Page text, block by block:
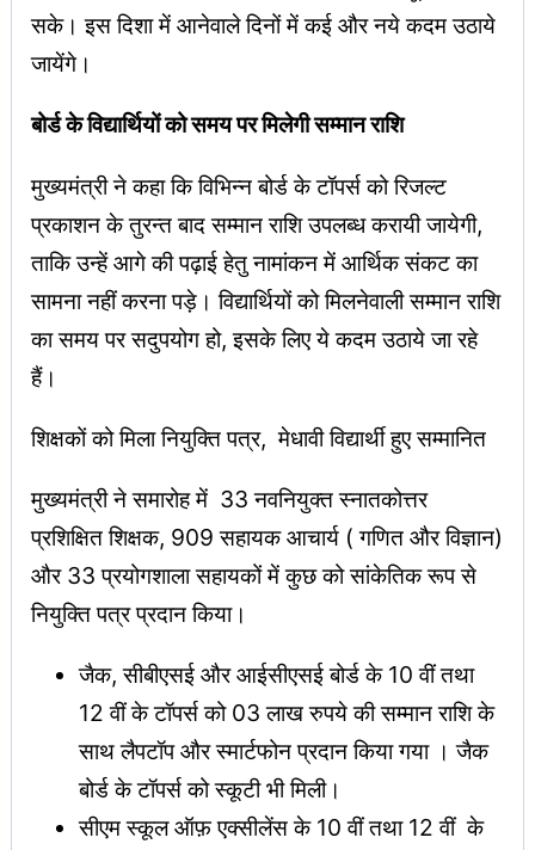
सके। इस दिशा में आनेवाले दिनों में कई और नये कदम उठाये
जायेंगे।
बोर्ड के विद्यार्थियों को समय पर मिलेगी सम्मान राशि
मुख्यमंत्री ने कहा कि विभिन्न बोर्ड के टॉपर्स को रिजल्ट
प्रकाशन के तुरन्त बाद सम्मान राशि उपलब्ध करायी जायेगी,
ताकि उन्हें आगे की पढ़ाई हेतु नामांकन में आर्थिक संकट का
सामना नहीं करना पड़े। विद्यार्थियों को मिलनेवाली सम्मान राशि
का समय पर सदुपयोग हो, इसके लिए ये कदम उठाये जा रहे
हैं।
शिक्षकों को मिला नियुक्ति पत्र, मेधावी विद्यार्थी हुए सम्मानित
मुख्यमंत्री ने समारोह में 33 नवनियुक्त स्नातकोत्तर
प्रशिक्षित शिक्षक, 909 सहायक आचार्य ( गणित और विज्ञान)
और 33 प्रयोगशाला सहायकों में कुछ को सांकेतिक रूप से
नियुक्ति पत्र प्रदान किया।
जैक, सीबीएसई और आईसीएसई बोर्ड के 10 वीं तथा
12 वीं के टॉपर्स को 03 लाख रुपये की सम्मान राशि के
साथ लैपटॉप और स्मार्टफोन प्रदान किया गया । जैक
बोर्ड के टॉपर्स को स्कूटी भी मिली।
सीएम स्कूल ऑफ़ एक्सीलेंस के 10 वीं तथा 12 वीं के